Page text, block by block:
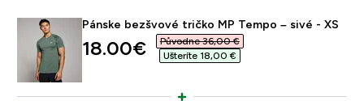
Pánske bezšvové tričko MP Tempo – sivé - XS
discounted price
18.00€‎
Původne 36,00 €‎
Ušteríte 18,00 €‎